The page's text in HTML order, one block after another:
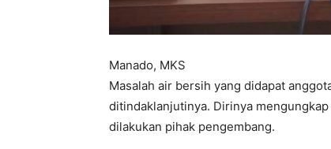
Manado, MKS
Masalah air bersih yang didapat
ditindaklanjutinya. Dirinya
dilakukan pihak pengembang.